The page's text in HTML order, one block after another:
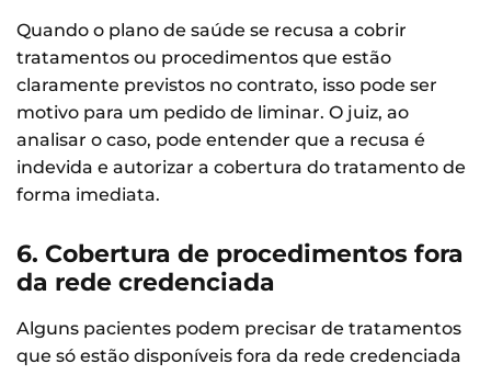
Quando o plano de saúde se recusa a cobrir
tratamentos ou procedimentos que estão
claramente previstos no contrato, isso pode ser
motivo para um pedido de liminar. O juiz, ao
analisar o caso, pode entender que a recusa é
indevida e autorizar a cobertura do tratamento de
forma imediata.
6. Cobertura de procedimentos fora
da rede credenciada
Alguns pacientes podem precisar de tratamentos
que só estão disponíveis fora da rede credenciada